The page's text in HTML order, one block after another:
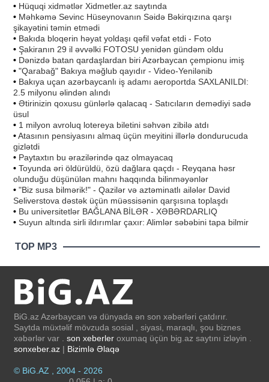
• Hüquqi xidmətlər Xidmetler.az saytında
• Məhkəmə Sevinc Hüseynovanın Səidə Bəkirqızına qarşı
şikayətini təmin etmədi
• Bakıda bloqerin həyat yoldaşı qəfil vəfat etdi - Foto
• Şakiranın 29 il əvvəlki FOTOSU yenidən gündəm oldu
• Dənizdə batan qardaşlardan biri Azərbaycan çempionu imiş
• "Qarabağ" Bakıya məğlub qayıdır - Video-Yenilənib
• Bakıya uçan azərbaycanlı iş adamı aeroportda SAXLANILDI:
2.5 milyonu əlindən alındı
• Ətirinizin qoxusu günlərlə qalacaq - Satıcıların demədiyi sadə
üsul
• 1 milyon avroluq lotereya biletini səhvən zibilə atdı
•Atasının pensiyasını almaq üçün meyitini illərlə dondurucuda
gizlətdi
• Paytaxtın bu ərazilərində qaz olmayacaq
• Toyunda əri öldürüldü, özü dağlara qaçdı - Reyqana həsr
olunduğu düşünülən mahnı haqqında bilinməyənlər
• "Biz susa bilmərik!" - Qazilər və aztəminatlı ailələr David
Seliverstova dəstək üçün müəssisənin qarşısına toplaşdı
• Bu universitetlər BAĞLANA BİLƏR - XƏBƏRDARLIQ
• Suyun altında sirli ildırımlar çaxır: Alimlər səbəbini tapa bilmir
TOP MP3
BiG.az Azərbaycan və dünyada ən son xəbərləri çatdırır.
Saytda müxtəlif mövzuda sosial , siyasi, maraqlı, şou biznes
xəbərlər var . son xeberler oxumaq üçün big.az saytını izləyin .
sonxeber.az | Bizimlə Əlaqə
© BiG.AZ , 2004 - 2026